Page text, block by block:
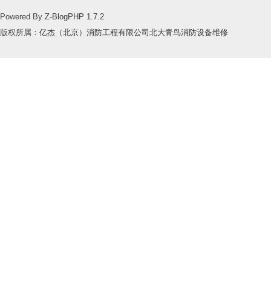
Powered By Z-BlogPHP 1.7.2
版权所属： 亿杰（北京）消防工程有限公司北大青鸟消防设备维修